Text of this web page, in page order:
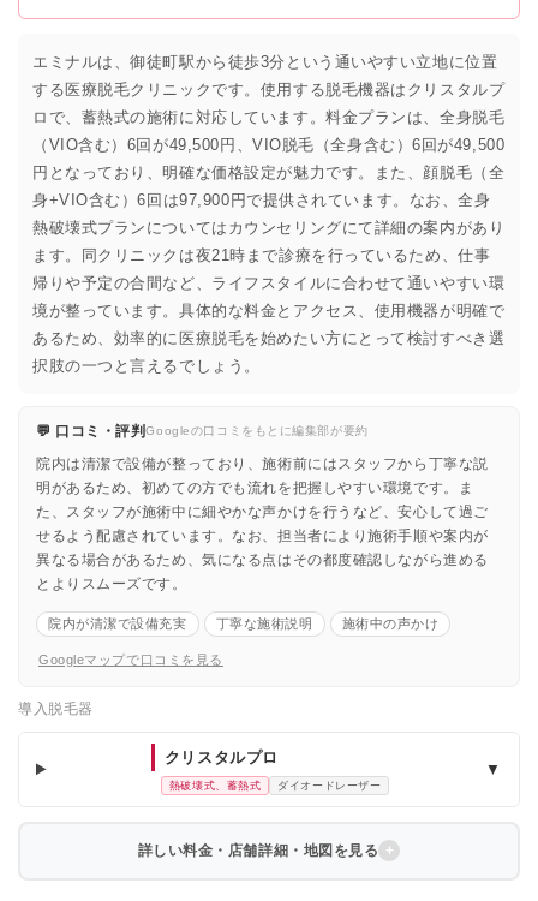
エミナルは、御徒町駅から徒歩3分という通いやすい立地に位置
する医療脱毛クリニックです。使用する脱毛機器はクリスタルプ
ロで、蓄熱式の施術に対応しています。料金プランは、全身脱毛
（VIO含む）6回が49,500円、VIO脱毛（全身含む）6回が49,500
円となっており、明確な価格設定が魅力です。また、顔脱毛（全
身+VIO含む）6回は97,900円で提供されています。なお、全身
熱破壊式プランについてはカウンセリングにて詳細の案内があり
ます。同クリニックは夜21時まで診療を行っているため、仕事
帰りや予定の合間など、ライフスタイルに合わせて通いやすい環
境が整っています。具体的な料金とアクセス、使用機器が明確で
あるため、効率的に医療脱毛を始めたい方にとって検討すべき選
択肢の一つと言えるでしょう。
💬 口コミ・評判Googleの口コミをもとに編集部が要約
院内は清潔で設備が整っており、施術前にはスタッフから丁寧な説
明があるため、初めての方でも流れを把握しやすい環境です。ま
た、スタッフが施術中に細やかな声かけを行うなど、安心して過ご
せるよう配慮されています。なお、担当者により施術手順や案内が
異なる場合があるため、気になる点はその都度確認しながら進める
とよりスムーズです。
院内が清潔で設備充実 丁寧な施術説明 施術中の声かけ
Googleマップで口コミを見る
導入脱毛器
クリスタルプロ
熱破壊式、蓄熱式 ダイオードレーザー
▼
詳しい料金・店舗詳細・地図を見る